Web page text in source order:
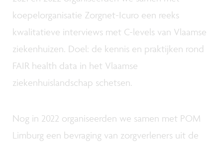
koepelorganisatie Zorgnet-Icuro een reeks
kwalitatieve interviews met C-levels van Vlaamse
ziekenhuizen. Doel: de kennis en praktijken rond
FAIR health data in het Vlaamse
ziekenhuislandschap schetsen.
Nog in 2022 organiseerden we samen met POM
Limburg een bevraging van zorgverleners uit de